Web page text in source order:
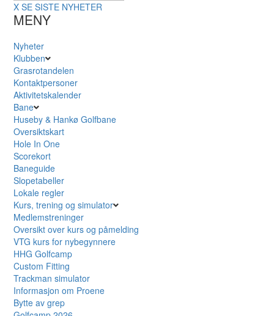
X SE SISTE NYHETER
MENY
Nyheter
Klubben
Grasrotandelen
Kontaktpersoner
Aktivitetskalender
Bane
Huseby & Hankø Golfbane
Oversiktskart
Hole In One
Scorekort
Baneguide
Slopetabeller
Lokale regler
Kurs, trening og simulator
Medlemstreninger
Oversikt over kurs og påmelding
VTG kurs for nybegynnere
HHG Golfcamp
Custom Fitting
Trackman simulator
Informasjon om Proene
Bytte av grep